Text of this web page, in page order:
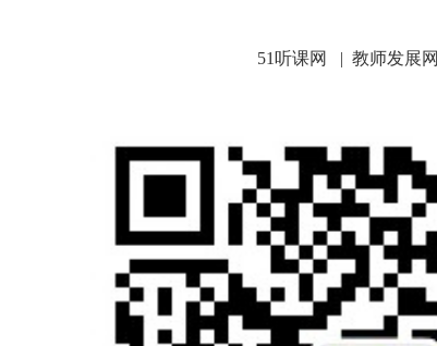
51听课网
| 教师发展网